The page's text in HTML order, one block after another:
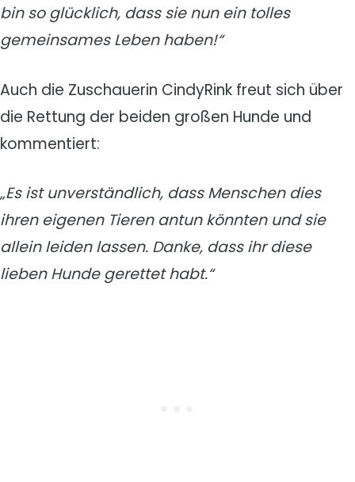
bin so glücklich, dass sie nun ein tolles
gemeinsames Leben haben!“
Auch die Zuschauerin CindyRink freut sich über
die Rettung der beiden großen Hunde und
kommentiert:
„Es ist unverständlich, dass Menschen dies
ihren eigenen Tieren antun könnten und sie
allein leiden lassen. Danke, dass ihr diese
lieben Hunde gerettet habt.“